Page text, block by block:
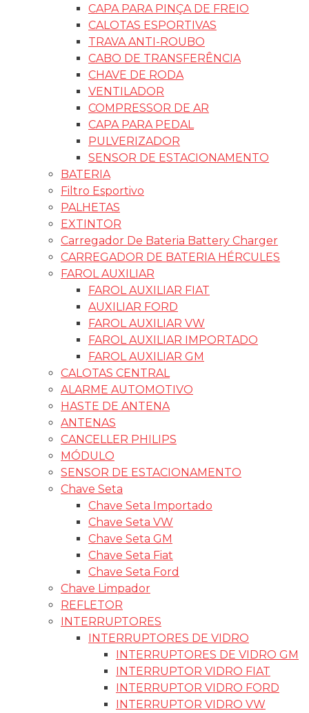
CAPA PARA PINÇA DE FREIO
CALOTAS ESPORTIVAS
TRAVA ANTI-ROUBO
CABO DE TRANSFERÊNCIA
CHAVE DE RODA
VENTILADOR
COMPRESSOR DE AR
CAPA PARA PEDAL
PULVERIZADOR
SENSOR DE ESTACIONAMENTO
BATERIA
Filtro Esportivo
PALHETAS
EXTINTOR
Carregador De Bateria Battery Charger
CARREGADOR DE BATERIA HÉRCULES
FAROL AUXILIAR
FAROL AUXILIAR FIAT
AUXILIAR FORD
FAROL AUXILIAR VW
FAROL AUXILIAR IMPORTADO
FAROL AUXILIAR GM
CALOTAS CENTRAL
ALARME AUTOMOTIVO
HASTE DE ANTENA
ANTENAS
CANCELLER PHILIPS
MÓDULO
SENSOR DE ESTACIONAMENTO
Chave Seta
Chave Seta Importado
Chave Seta VW
Chave Seta GM
Chave Seta Fiat
Chave Seta Ford
Chave Limpador
REFLETOR
INTERRUPTORES
INTERRUPTORES DE VIDRO
INTERRUPTORES DE VIDRO GM
INTERRUPTOR VIDRO FIAT
INTERRUPTOR VIDRO FORD
INTERRUPTOR VIDRO VW